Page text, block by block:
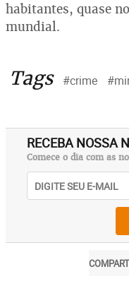
habitantes, quase
mundial.
Tags #crime
RECEBA NOSSA
Comece o dia com as